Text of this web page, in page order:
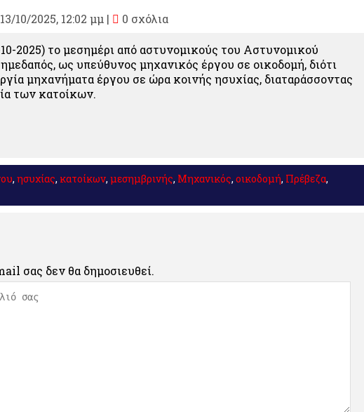
13/10/2025, 12:02 μμ | 0 σχόλια
2025) το μεσημέρι από αστυνομικούς του Αστυνομικού
ως υπεύθυνος μηχανικός έργου σε οικοδομή, διότι
μηχανήματα έργου σε ώρα κοινής ησυχίας, διαταράσσοντας
των κατοίκων.
, ησυχίας, κατοίκων, μεσημβρινής, Μηχανικός, οικοδομή, Πρέβεζα,
σας δεν θα δημοσιευθεί.